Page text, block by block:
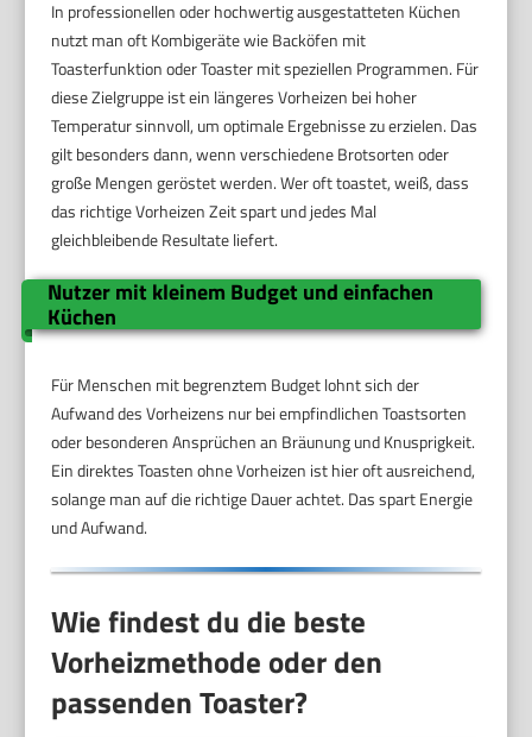
In professionellen oder hochwertig ausgestatteten Küchen
nutzt man oft Kombigeräte wie Backöfen mit
Toasterfunktion oder Toaster mit speziellen Programmen. Für
diese Zielgruppe ist ein längeres Vorheizen bei hoher
Temperatur sinnvoll, um optimale Ergebnisse zu erzielen. Das
gilt besonders dann, wenn verschiedene Brotsorten oder
große Mengen geröstet werden. Wer oft toastet, weiß, dass
das richtige Vorheizen Zeit spart und jedes Mal
gleichbleibende Resultate liefert.
Nutzer mit kleinem Budget und einfachen
Küchen
Für Menschen mit begrenztem Budget lohnt sich der
Aufwand des Vorheizens nur bei empfindlichen Toastsorten
oder besonderen Ansprüchen an Bräunung und Knusprigkeit.
Ein direktes Toasten ohne Vorheizen ist hier oft ausreichend,
solange man auf die richtige Dauer achtet. Das spart Energie
und Aufwand.
Wie findest du die beste
Vorheizmethode oder den
passenden Toaster?